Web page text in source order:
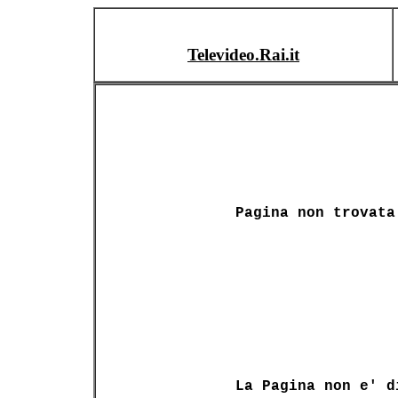
Televideo.Rai.it
Pagina non trovata
La Pagina non e'